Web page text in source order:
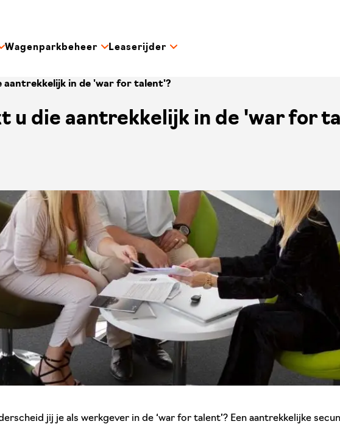
Wagenparkbeheer Leaserijder
aantrekkelijk in de 'war for talent'?
u die aantrekkelijk in de 'war for
jij je als werkgever in de ‘war for talent’? Een aantrekkelijke